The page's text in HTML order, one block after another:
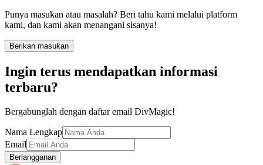
Punya masukan atau masalah? Beri tahu kami melalui platform
kami, dan kami akan menangani sisanya!
Berikan masukan
Ingin terus mendapatkan informasi
terbaru?
Bergabunglah dengan daftar email DivMagic!
Nama Lengkap
Email
Berlangganan